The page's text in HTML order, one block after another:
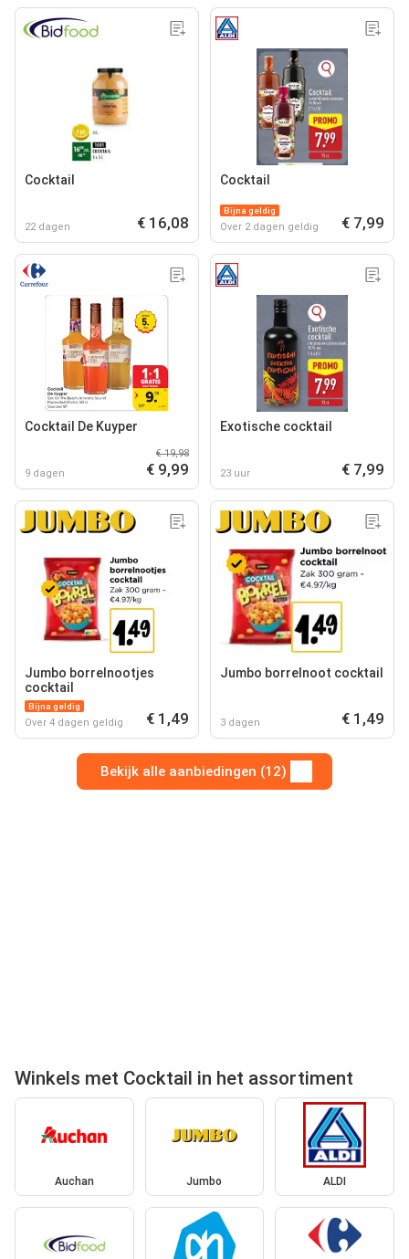
Cocktail
22 dagen € 16,08
Cocktail
Bijna geldig
Over 2 dagen geldig € 7,99
Cocktail De Kuyper
9 dagen
€ 19,98
€ 9,99
Exotische cocktail
23 uur € 7,99
Jumbo borrelnootjes
cocktail
Bijna geldig
Over 4 dagen geldig € 1,49
Jumbo borrelnoot cocktail
3 dagen € 1,49
Bekijk alle aanbiedingen (12)
Winkels met Cocktail in het assortiment
Auchan Jumbo ALDI